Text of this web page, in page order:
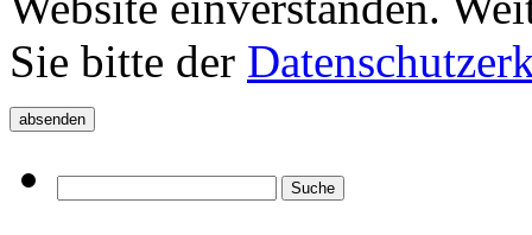
Sie bitte der